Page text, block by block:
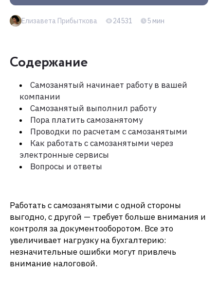
Елизавета Прибыткова 24531 5 мин
Содержание
Самозанятый начинает работу в вашей
компании
Самозанятый выполнил работу
Пора платить самозанятому
Проводки по расчетам с самозанятыми
Как работать с самозанятыми через
электронные сервисы
Вопросы и ответы
Работать с самозанятыми с одной стороны
выгодно, с другой — требует больше внимания и
контроля за документооборотом. Все это
увеличивает нагрузку на бухгалтерию:
незначительные ошибки могут привлечь
внимание налоговой.